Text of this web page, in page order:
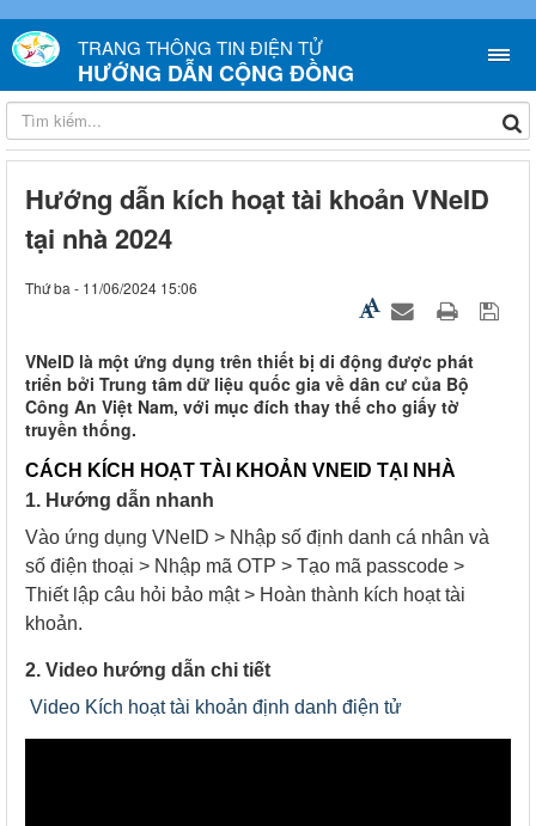
TRANG THÔNG TIN ĐIỆN TỬ
HƯỚNG DẪN CỘNG ĐỒNG
Hướng dẫn kích hoạt tài khoản VNeID
tại nhà 2024
Thứ ba - 11/06/2024 15:06
VNeID là một ứng dụng trên thiết bị di động được phát
triển bởi Trung tâm dữ liệu quốc gia về dân cư của Bộ
Công An Việt Nam, với mục đích thay thế cho giấy tờ
truyền thống.
CÁCH KÍCH HOẠT TÀI KHOẢN VNEID TẠI NHÀ
1. Hướng dẫn nhanh
Vào ứng dụng VNeID > Nhập số định danh cá nhân và
số điện thoại > Nhập mã OTP > Tạo mã passcode >
Thiết lập câu hỏi bảo mật > Hoàn thành kích hoạt tài
khoản.
2. Video hướng dẫn chi tiết
Video Kích hoạt tài khoản định danh điện tử